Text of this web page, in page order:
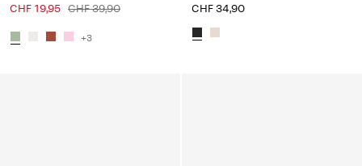
CHF 19,95 CHF 39,90
+3
CHF 34,90